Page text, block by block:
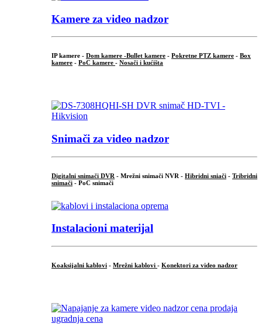
Kamere za video nadzor
IP kamere - Dom kamere -Bullet kamere - Pokretne PTZ kamere - Box
kamere - PoC kamere - Nosači i kućišta
Snimači za video nadzor
Digitalni snimači DVR - Mrežni snimači NVR - Hibridni sniači - Tribridni
snimači - PoC snimači
Instalacioni materijal
Koaksijalni kablovi - Mrežni kablovi - Konektori za video nadzor